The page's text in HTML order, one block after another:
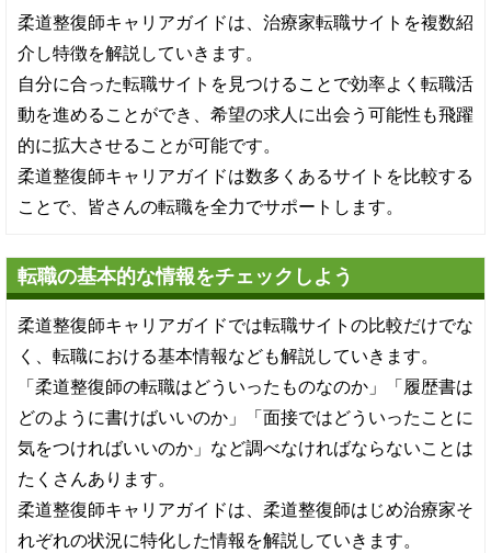
柔道整復師キャリアガイドは、治療家転職サイトを複数紹
介し特徴を解説していきます。
自分に合った転職サイトを見つけることで効率よく転職活
動を進めることができ、希望の求人に出会う可能性も飛躍
的に拡大させることが可能です。
柔道整復師キャリアガイドは数多くあるサイトを比較する
ことで、皆さんの転職を全力でサポートします。
転職の基本的な情報をチェックしよう
柔道整復師キャリアガイドでは転職サイトの比較だけでな
く、転職における基本情報なども解説していきます。
「柔道整復師の転職はどういったものなのか」「履歴書は
どのように書けばいいのか」「面接ではどういったことに
気をつければいいのか」など調べなければならないことは
たくさんあります。
柔道整復師キャリアガイドは、柔道整復師はじめ治療家そ
れぞれの状況に特化した情報を解説していきます。